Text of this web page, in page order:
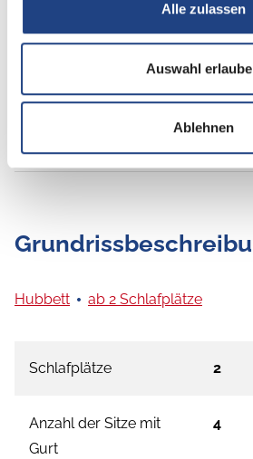
Alle zulassen
Auswahl
Ablehnen
TV
Hubbett ab 2 Schlafplätze
Schlafplätze 2
Anzahl der Sitze mit
Gurt
4